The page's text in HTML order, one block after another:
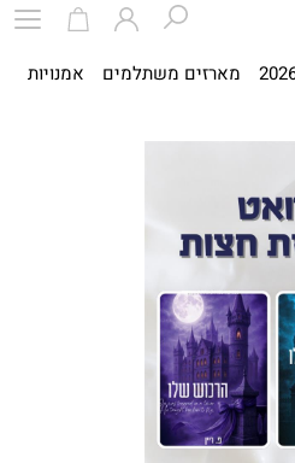
מארזים משתלמים אמנויות